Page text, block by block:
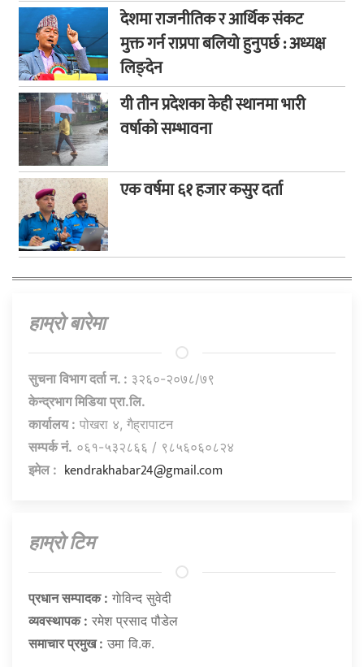
देशमा राजनीतिक र आर्थिक संकट
मुक्त गर्न राप्रपा बलियो हुनुपर्छ : अध्यक्ष
लिङ्देन
यी तीन प्रदेशका केही स्थानमा भारी
वर्षाको सम्भावना
एक वर्षमा ६१ हजार कसुर दर्ता
हाम्राे बारेमा
सुचना विभाग दर्ता न. : ३२६०-२०७८/७९
केन्द्रभाग मिडिया प्रा.लि.
कार्यालय : पोखरा ४, गैह्रापाटन
सम्पर्क नं. ०६१-५३२८६६ / ९८५६०६०८२४
इमेल : kendrakhabar24@gmail.com
हाम्राे टिम
प्रधान सम्पादक : गाेविन्द सुवेदी
व्यवस्थापक : रमेश प्रसाद पौडेल
समाचार प्रमुख : उमा वि.क.